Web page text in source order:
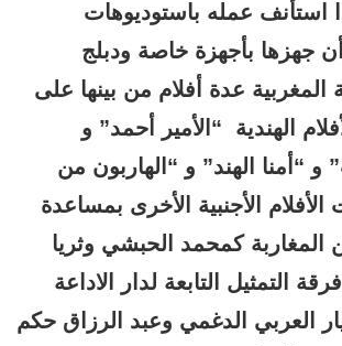
استأنف عمله باستوديوهات
جهزها بأجهزة خاصة ودبلج
المغربية عدة أفلام من بينها على
الهندية “الأمير أحمد” و
“أمنا الهند” و “الهاربون من
الأجنبية الأخرى بمساعدة
المغاربة كمحمد الحبشي وثريا
التمثيل التابعة لدار الاداعة
العربي الدغمي وعبد الرزاق حكم